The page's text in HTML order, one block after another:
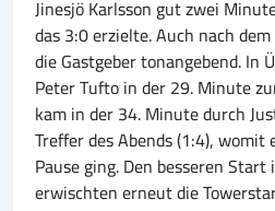
Jinesjö Karlsson gut zwei
das 3:0 erzielte. Auch nach
die Gastgeber tonangebend. In
Peter Tufto in der 29. Minute
kam in der 34. Minute durch
Treffer des Abends (1:4),
Pause ging. Den besseren
erwischten erneut die